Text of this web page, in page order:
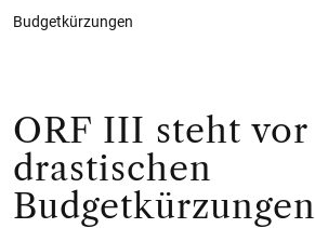
Budgetkürzungen
ORF III steht vor
drastischen
Budgetkürzungen